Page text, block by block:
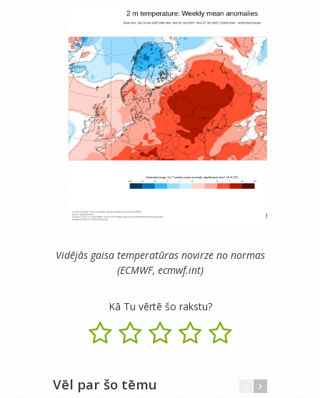
Vidējās gaisa temperatūras novirze no normas
(ECMWF, ecmwf.int)
Kā Tu vērtē šo rakstu?
Vēl par šo tēmu